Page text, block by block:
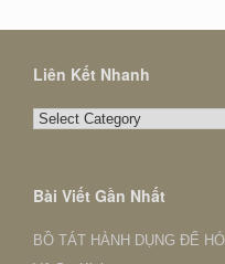
Liên Kết Nhanh
Liên
Bài Viết Gần Nhất
BỒ TÁT HÀNH DỤNG ĐỂ